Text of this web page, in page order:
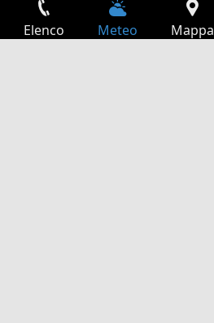
Elenco Meteo Mappa